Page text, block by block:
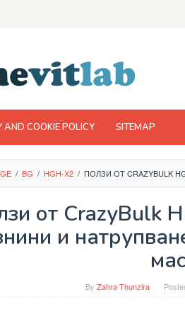
AND COOKIE POLICY SITEMAP
/ BG / HGH-X2 / ПОЛЗИ ОТ CRAZYBULK
от CrazyBulk
и
By Zahra Thunzira